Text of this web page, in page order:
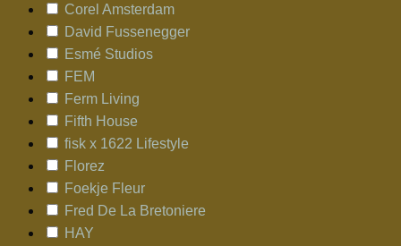
Corel Amsterdam
David Fussenegger
Esmé Studios
FEM
Ferm Living
Fifth House
fisk x 1622 Lifestyle
Florez
Foekje Fleur
Fred De La Bretoniere
HAY